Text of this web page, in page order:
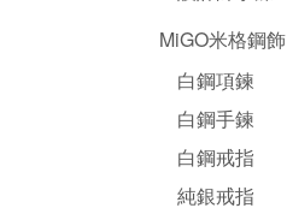
MiGO米格鋼飾
白鋼項鍊
白鋼手鍊
白鋼戒指
純銀戒指